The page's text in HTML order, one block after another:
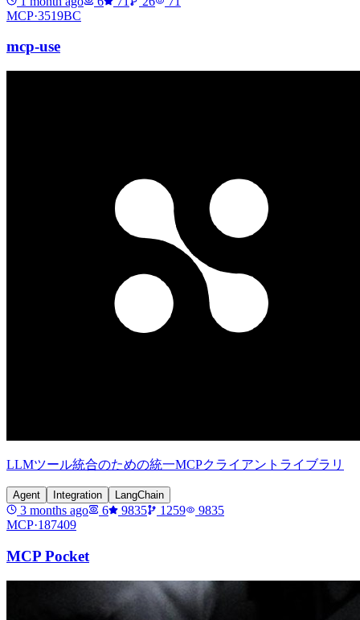
MCP·3519BC
mcp-use
LLMツール統合のための統一MCPクライアントライブラリ
Agent Integration LangChain
3 months ago 6 9835 1259
9835
MCP·187409
MCP Pocket